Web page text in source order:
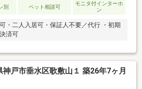
別 ペット相談可
モニタ付インターホ
ン
・二人入居可・保証人不要／代行 ・初期
済可
神戸市垂水区歌敷山１ 築26年7ヶ月